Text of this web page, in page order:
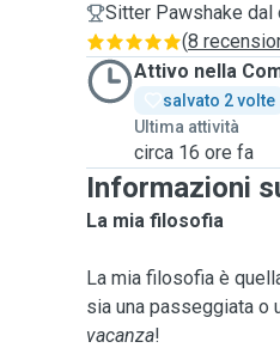
Sitter Pawshake dal
(8
Attivo nella
salvato 2 volte
Ultima attività
circa 16 ore fa
Informazioni
La mia filosofia
La mia filosofia è
sia una passeggiata o
vacanza!